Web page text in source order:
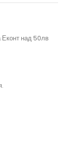
Еконт над 50лв